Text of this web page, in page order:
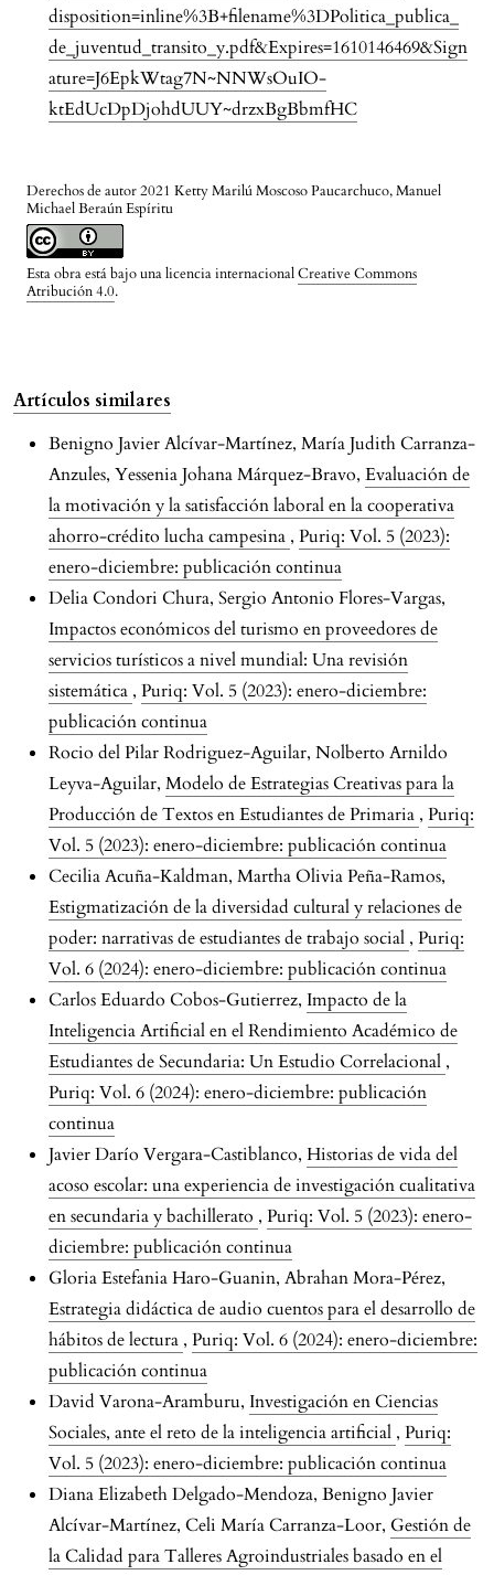
Derechos de autor 2021 Ketty Marilú Moscoso Paucarchuco, Manuel
Michael Beraún Espíritu
Esta obra está bajo una licencia internacionalCreative Commons
Atribución 4.0.
disposition=inline%3B+filename%3DPolitica_publica_
de_juventud_transito_y.pdf&Expires=1610146469&Sign
ature=J6EpkWtag7N~NNWsOuIO-
ktEdUcDpDjohdUUY~drzxBgBbmfHC
Artículos similares
Benigno Javier Alcívar-Martínez, María Judith Carranza-
Anzules, Yessenia Johana Márquez-Bravo, Evaluación de
la motivación y la satisfacción laboral en la cooperativa
ahorro-crédito lucha campesina , Puriq: Vol. 5 (2023):
enero-diciembre: publicación continua
Delia Condori Chura, Sergio Antonio Flores-Vargas,
Impactos económicos del turismo en proveedores de
servicios turísticos a nivel mundial: Una revisión
sistemática , Puriq: Vol. 5 (2023): enero-diciembre:
publicación continua
Rocio del Pilar Rodriguez-Aguilar, Nolberto Arnildo
Leyva-Aguilar, Modelo de Estrategias Creativas para la
Producción de Textos en Estudiantes de Primaria , Puriq:
Vol. 5 (2023): enero-diciembre: publicación continua
Cecilia Acuña-Kaldman, Martha Olivia Peña-Ramos,
Estigmatización de la diversidad cultural y relaciones de
poder: narrativas de estudiantes de trabajo social , Puriq:
Vol. 6 (2024): enero-diciembre: publicación continua
Carlos Eduardo Cobos-Gutierrez, Impacto de la
Inteligencia Artificial en el Rendimiento Académico de
Estudiantes de Secundaria: Un Estudio Correlacional ,
Puriq: Vol. 6 (2024): enero-diciembre: publicación
continua
Javier Darío Vergara-Castiblanco, Historias de vida del
acoso escolar: una experiencia de investigación cualitativa
en secundaria y bachillerato , Puriq: Vol. 5 (2023): enero-
diciembre: publicación continua
Gloria Estefania Haro-Guanin, Abrahan Mora-Pérez,
Estrategia didáctica de audio cuentos para el desarrollo de
hábitos de lectura , Puriq: Vol. 6 (2024): enero-diciembre:
publicación continua
David Varona-Aramburu, Investigación en Ciencias
Sociales, ante el reto de la inteligencia artificial , Puriq:
Vol. 5 (2023): enero-diciembre: publicación continua
Diana Elizabeth Delgado-Mendoza, Benigno Javier
Alcívar-Martínez, Celi María Carranza-Loor, Gestión de
la Calidad para Talleres Agroindustriales basado en el